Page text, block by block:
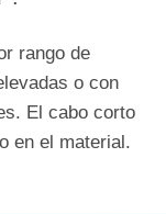
rango de
o con
El cabo corto
en el material.